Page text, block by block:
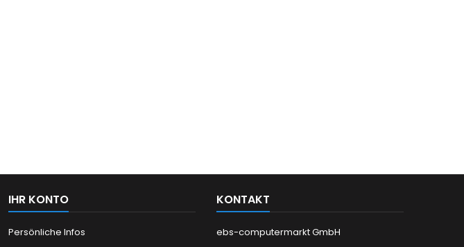
IHR KONTO
Persönliche Infos
KONTAKT
ebs-computermarkt GmbH